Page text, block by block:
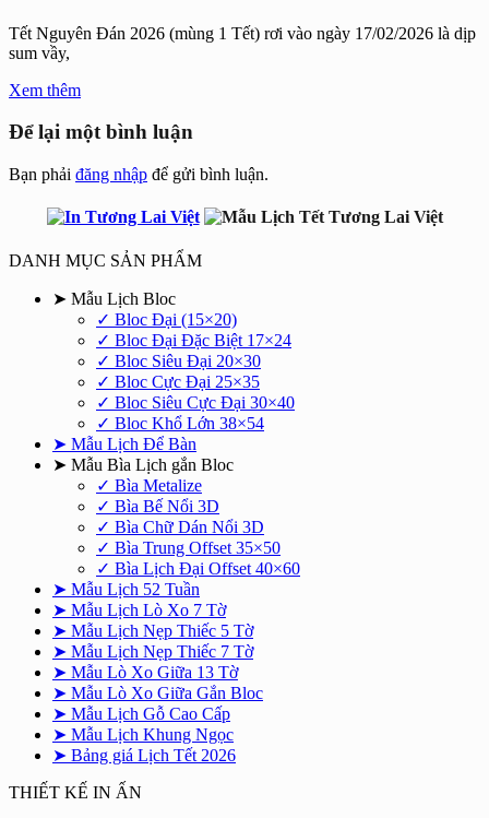
Tết Nguyên Đán 2026 (mùng 1 Tết) rơi vào ngày 17/02/2026 là dịp
sum vầy,
Xem thêm
Để lại một bình luận
Bạn phải đăng nhập để gửi bình luận.
DANH MỤC SẢN PHẨM
➤ Mẫu Lịch Bloc
✓ Bloc Đại (15×20)
✓ Bloc Đại Đặc Biệt 17×24
✓ Bloc Siêu Đại 20×30
✓ Bloc Cực Đại 25×35
✓ Bloc Siêu Cực Đại 30×40
✓ Bloc Khổ Lớn 38×54
➤ Mẫu Lịch Để Bàn
➤ Mẫu Bìa Lịch gắn Bloc
✓ Bìa Metalize
✓ Bìa Bế Nổi 3D
✓ Bìa Chữ Dán Nổi 3D
✓ Bìa Trung Offset 35×50
✓ Bìa Lịch Đại Offset 40×60
➤ Mẫu Lịch 52 Tuần
➤ Mẫu Lịch Lò Xo 7 Tờ
➤ Mẫu Lịch Nẹp Thiếc 5 Tờ
➤ Mẫu Lịch Nẹp Thiếc 7 Tờ
➤ Mẫu Lò Xo Giữa 13 Tờ
➤ Mẫu Lò Xo Giữa Gắn Bloc
➤ Mẫu Lịch Gỗ Cao Cấp
➤ Mẫu Lịch Khung Ngọc
➤ Bảng giá Lịch Tết 2026
THIẾT KẾ IN ẤN